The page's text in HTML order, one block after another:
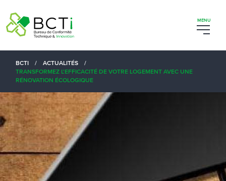
BCTI / ACTUALITÉS
/
TRANSFORMEZ L'EFFICACITÉ DE VOTRE LOGEMENT AVEC UNE
RÉNOVATION ÉCOLOGIQUE